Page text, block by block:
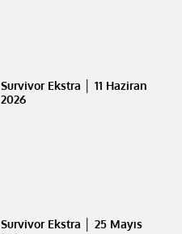
Survivor Ekstra │ 11 Haziran
2026
Survivor Ekstra │ 25 Mayıs